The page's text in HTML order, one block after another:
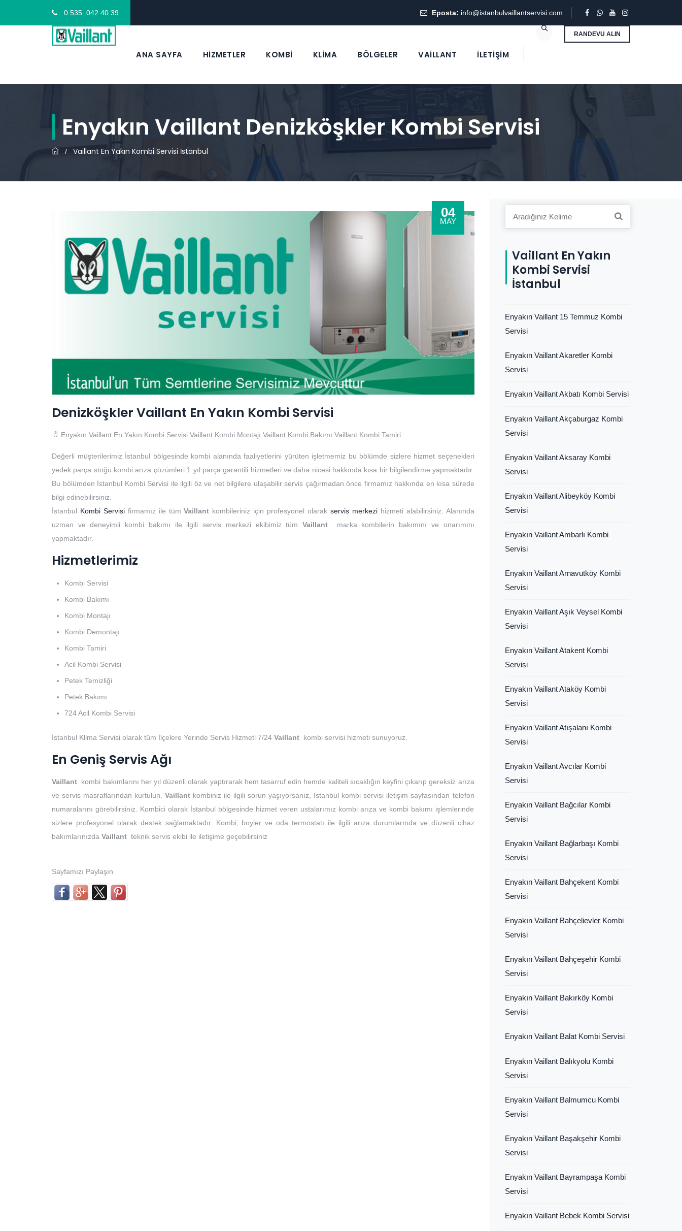
0.535. 042 40 39 Eposta: info@istanbulvaillantservisi.com
RANDEVU ALIN
ANA SAYFA HİZMETLER KOMBİ KLİMA BÖLGELER VAİLLANT İLETIŞIM
Enyakın Vaillant Denizköşkler Kombi Servisi
/ Vaillant En Yakın Kombi Servisi İstanbul
04
MAY
Denizköşkler Vaillant En Yakın Kombi Servisi
Enyakın Vaillant En Yakın Kombi Servisi Vaillant Kombi Montajı Vaillant Kombi Bakımı Vaillant Kombi Tamiri
Değerli müşterilerimiz İstanbul bölgesinde kombi alanında faaliyetlerini yürüten işletmemiz bu bölümde sizlere hizmet seçenekleri
yedek parça stoğu kombi arıza çözümleri 1 yıl parça garantili hizmetleri ve daha nicesi hakkında kısa bir bilgilendirme yapmaktadır.
Bu bölümden İstanbul Kombi Servisi ile ilgili öz ve net bilgilere ulaşabilir servis çağırmadan önce firmamız hakkında en kısa sürede
bilgi edinebilirsiniz.
İstanbul Kombi Servisi firmamız ile tümVaillant kombileriniz için profesyonel olarak servis merkezihizmeti alabilirsiniz. Alanında
uzman ve deneyimli kombi bakımı ile ilgili servis merkezi ekibimiz tümVaillant marka kombilerin bakımını ve onarımını
yapmaktadır.
Hizmetlerimiz
Kombi Servisi
Kombi Bakımı
Kombi Montajı
Kombi Demontajı
Kombi Tamiri
Acil Kombi Servisi
Petek Temizliği
Petek Bakımı
724 Acil Kombi Servisi
İstanbul Klima Servisi olarak tüm İlçelere Yerinde Servis Hizmeti 7/24 Vaillant kombi servisi hizmeti sunuyoruz.
En Geniş Servis Ağı
Vaillant kombi bakımlarını her yıl düzenli olarak yaptırarak hem tasarruf edin hemde kaliteli sıcaklığın keyfini çıkarıp gereksiz arıza
ve servis masraflarından kurtulun.Vaillant kombiniz ile ilgili sorun yaşıyorsanız, İstanbul kombi servisi iletişim sayfasından telefon
numaralarını görebilirsiniz. Kombici olarak İstanbul bölgesinde hizmet veren ustalarımız kombi arıza ve kombi bakımı işlemlerinde
sizlere profesyonel olarak destek sağlamaktadır. Kombi, boyler ve oda termostatı ile ilgili arıza durumlarında ve düzenli cihaz
bakımlarınızda Vaillant teknik servis ekibi ile iletişime geçebilirsiniz
Sayfamızı Paylaşın
Vaillant En Yakın
Kombi Servisi
İstanbul
Enyakın Vaillant 15 Temmuz Kombi
Servisi
Enyakın Vaillant Akaretler Kombi
Servisi
Enyakın Vaillant Akbatı Kombi Servisi
Enyakın Vaillant Akçaburgaz Kombi
Servisi
Enyakın Vaillant Aksaray Kombi
Servisi
Enyakın Vaillant Alibeyköy Kombi
Servisi
Enyakın Vaillant Ambarlı Kombi
Servisi
Enyakın Vaillant Arnavutköy Kombi
Servisi
Enyakın Vaillant Aşık Veysel Kombi
Servisi
Enyakın Vaillant Atakent Kombi
Servisi
Enyakın Vaillant Ataköy Kombi
Servisi
Enyakın Vaillant Atışalanı Kombi
Servisi
Enyakın Vaillant Avcılar Kombi
Servisi
Enyakın Vaillant Bağcılar Kombi
Servisi
Enyakın Vaillant Bağlarbaşı Kombi
Servisi
Enyakın Vaillant Bahçekent Kombi
Servisi
Enyakın Vaillant Bahçelievler Kombi
Servisi
Enyakın Vaillant Bahçeşehir Kombi
Servisi
Enyakın Vaillant Bakırköy Kombi
Servisi
Enyakın Vaillant Balat Kombi Servisi
Enyakın Vaillant Balıkyolu Kombi
Servisi
Enyakın Vaillant Balmumcu Kombi
Servisi
Enyakın Vaillant Başakşehir Kombi
Servisi
Enyakın Vaillant Bayrampaşa Kombi
Servisi
Enyakın Vaillant Bebek Kombi Servisi